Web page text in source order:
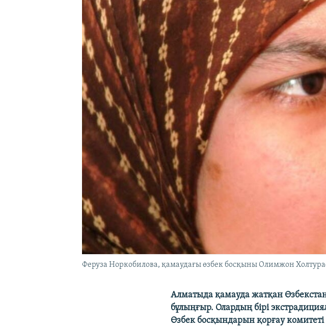
Феруза Норкобилова, қамаудағы өзбек босқыны Олимжон
Алматыда қамауда жатқан
бұлыңғыр. Олардың бірі
Өзбек босқындарын қорғау комитеті